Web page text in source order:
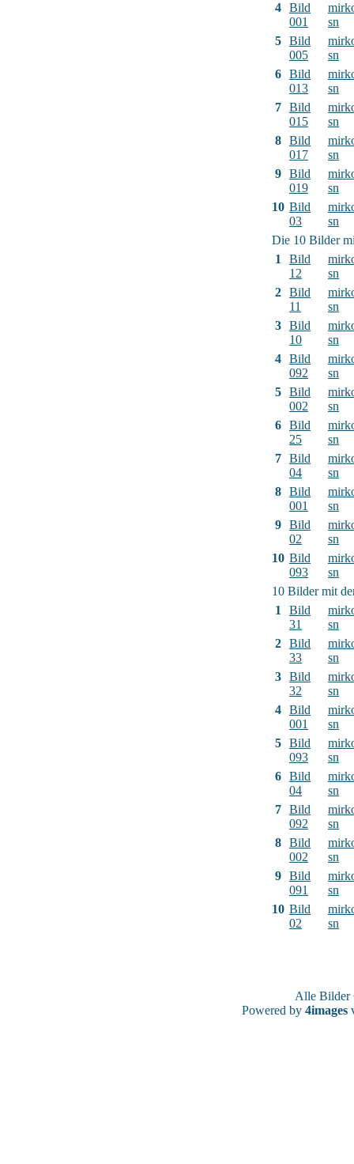
4 Bild
001
sn
5 Bild
005
sn
6 Bild
013
sn
7 Bild
015
sn
8 Bild
017
sn
9 Bild
019
sn
10 Bild
03
sn
Die 10 Bilder
1
Bild
12
sn
2 Bild
11
sn
3 Bild
10
sn
4 Bild
092
sn
5 Bild
002
sn
6 Bild
25
sn
7 Bild
04
sn
8 Bild
001
sn
9 Bild
02
sn
10 Bild
093
sn
10 Bilder mit
1
Bild
31
sn
2 Bild
33
sn
3 Bild
32
sn
4 Bild
001
sn
5 Bild
093
sn
6 Bild
04
sn
7 Bild
092
sn
8 Bild
002
sn
9 Bild
091
sn
10 Bild
02
sn
Alle
Powered by 4images